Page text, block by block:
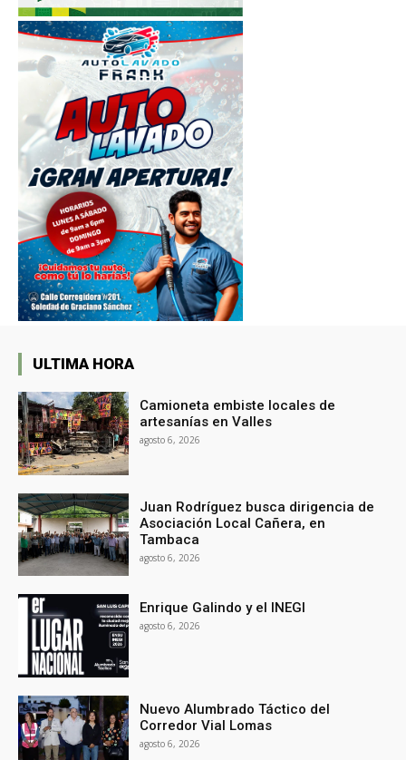
ULTIMA HORA
Camioneta embiste locales de
artesanías en Valles
agosto 6, 2026
Juan Rodríguez busca dirigencia de
Asociación Local Cañera, en
Tambaca
agosto 6, 2026
Enrique Galindo y el INEGI
agosto 6, 2026
Nuevo Alumbrado Táctico del
Corredor Vial Lomas
agosto 6, 2026